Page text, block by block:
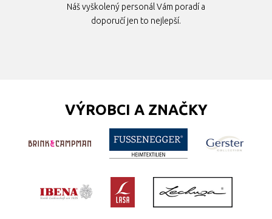
Náš vyškolený personál Vám poradí a
doporučí jen to nejlepší.
VÝROBCI A ZNAČKY